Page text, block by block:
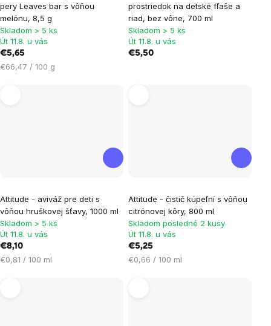
pery Leaves bar s vôňou
melónu, 8,5 g
Skladom > 5 ks
Út 11.8. u vás
€5,65
Jednotková
€66,47 / 100 g
prostriedok na detské fľaše a
riad, bez vône, 700 ml
Skladom > 5 ks
Út 11.8. u vás
€5,50
Attitude - aviváž pre deti s
vôňou hruškovej šťavy, 1000 ml
Skladom > 5 ks
Út 11.8. u vás
€8,10
Jednotková
€0,81 / 100 ml
Attitude - čistič kúpeľní s vôňou
citrónovej kôry, 800 ml
Skladom posledné 2 kusy
Út 11.8. u vás
€5,25
Jednotková
€0,66 / 100 ml